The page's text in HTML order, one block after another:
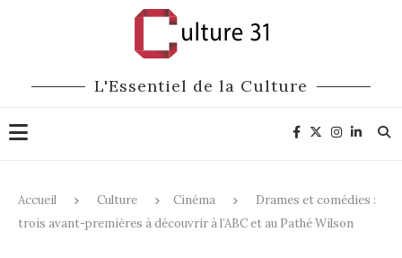
L'Essentiel de la Culture
Accueil Culture Cinéma
Drames et comédies :
trois avant-premières à découvrir à l’ABC et au Pathé Wilson